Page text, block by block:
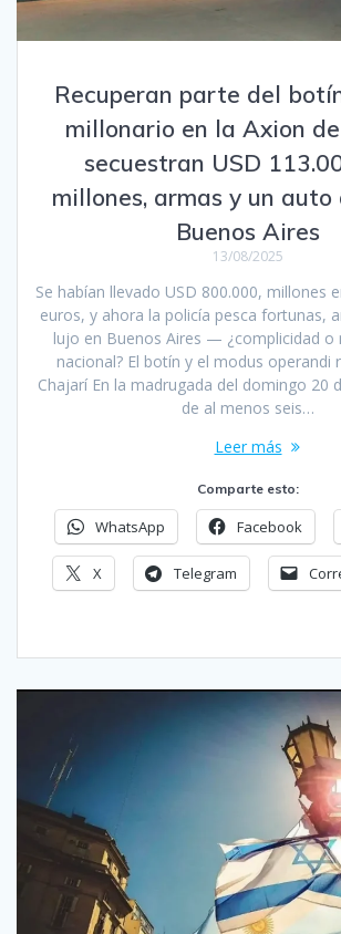
Recuperan parte del
millonario en la Axion
secuestran USD
millones, armas y un auto
Buenos Aires
13/08/2025
Se habían llevado USD 800.000, millones
euros, y ahora la policía pesca fortunas,
lujo en Buenos Aires — ¿complicidad o
nacional? El botín y el modus operandi
Chajarí En la madrugada del domingo 20
de al menos seis…
Leer más
Comparte esto:
WhatsApp Facebook
X Telegram